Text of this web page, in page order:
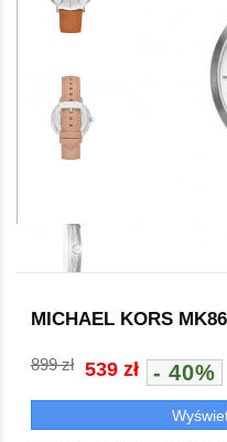
MICHAEL KORS
539 zł - 40%
899 zł